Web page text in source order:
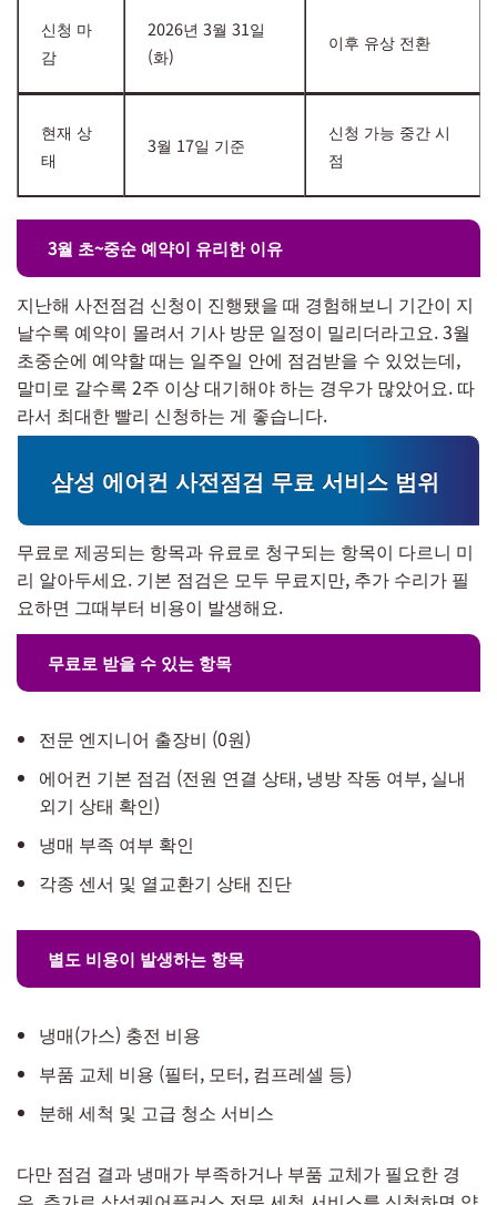
신청 마
감
2026년 3월 31일
(화)
이후 유상 전환
현재 상
태
3월 17일 기준
신청 가능 중간 시
점
3월 초~중순 예약이 유리한 이유
지난해 사전점검 신청이 진행됐을 때 경험해보니 기간이 지
날수록 예약이 몰려서 기사 방문 일정이 밀리더라고요. 3월
초중순에 예약할 때는 일주일 안에 점검받을 수 있었는데,
말미로 갈수록 2주 이상 대기해야 하는 경우가 많았어요. 따
라서 최대한 빨리 신청하는 게 좋습니다.
삼성 에어컨 사전점검 무료 서비스 범위
무료로 제공되는 항목과 유료로 청구되는 항목이 다르니 미
리 알아두세요. 기본 점검은 모두 무료지만, 추가 수리가 필
요하면 그때부터 비용이 발생해요.
무료로 받을 수 있는 항목
전문 엔지니어 출장비 (0원)
에어컨 기본 점검 (전원 연결 상태, 냉방 작동 여부, 실내
외기 상태 확인)
냉매 부족 여부 확인
각종 센서 및 열교환기 상태 진단
별도 비용이 발생하는 항목
냉매(가스) 충전 비용
부품 교체 비용 (필터, 모터, 컴프레셀 등)
분해 세척 및 고급 청소 서비스
다만 점검 결과 냉매가 부족하거나 부품 교체가 필요한 경